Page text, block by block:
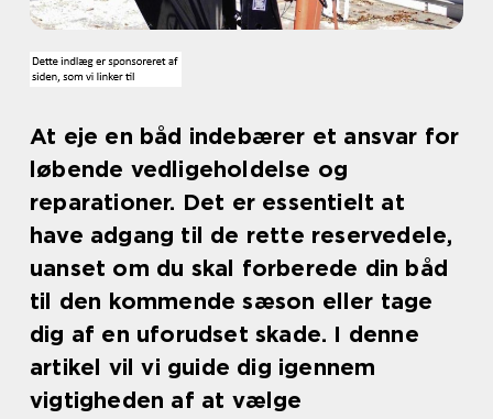
At eje en båd indebærer et ansvar for
løbende vedligeholdelse og
reparationer. Det er essentielt at
have adgang til de rette reservedele,
uanset om du skal forberede din båd
til den kommende sæson eller tage
dig af en uforudset skade. I denne
artikel vil vi guide dig igennem
vigtigheden af at vælge